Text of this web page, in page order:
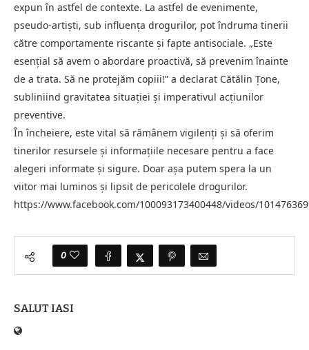
expun în astfel de contexte. La astfel de evenimente,
pseudo-artiști, sub influența drogurilor, pot îndruma tinerii
către comportamente riscante și fapte antisociale. „Este
esențial să avem o abordare proactivă, să prevenim înainte
de a trata. Să ne protejăm copiii!” a declarat Cătălin Țone,
subliniind gravitatea situației și imperativul acțiunilor
preventive.
În încheiere, este vital să rămânem vigilenți și să oferim
tinerilor resursele și informațiile necesare pentru a face
alegeri informate și sigure. Doar așa putem spera la un
viitor mai luminos și lipsit de pericolele drogurilor.
https://www.facebook.com/100093173400448/videos/
0
SALUT IASI